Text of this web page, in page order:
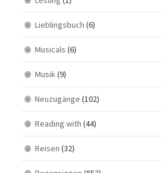
Lieblingsbuch (6)
Musicals (6)
Musik(9)
Neuzugänge (102)
Reading with (44)
Reisen (32)